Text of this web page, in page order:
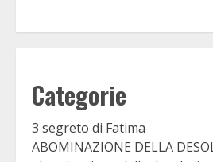
Categorie
3 segreto di Fatima
ABOMINAZIONE DELLA